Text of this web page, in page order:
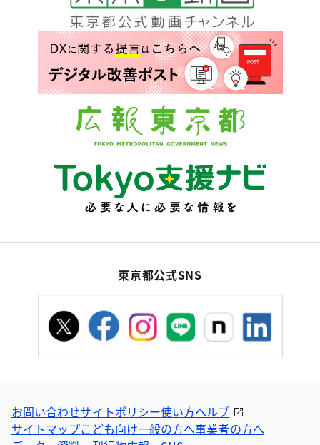
東京都公式SNS
お問い合わせサイトポリシー使い方ヘルプ
サイトマップこども向け一般の方へ事業者の方へ